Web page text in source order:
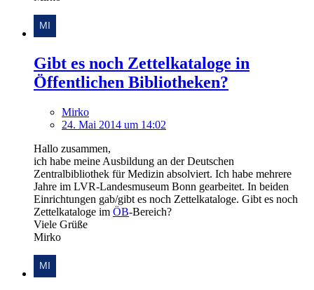
Gibt es noch Zettelkataloge in
Öffentlichen Bibliotheken?
Mirko
24. Mai 2014 um 14:02
Hallo zusammen,
ich habe meine Ausbildung an der Deutschen
Zentralbibliothek für Medizin absolviert. Ich habe mehrere
Jahre im LVR-Landesmuseum Bonn gearbeitet. In beiden
Einrichtungen gab/gibt es noch Zettelkataloge. Gibt es noch
Zettelkataloge im ÖB-Bereich?
Viele Grüße
Mirko